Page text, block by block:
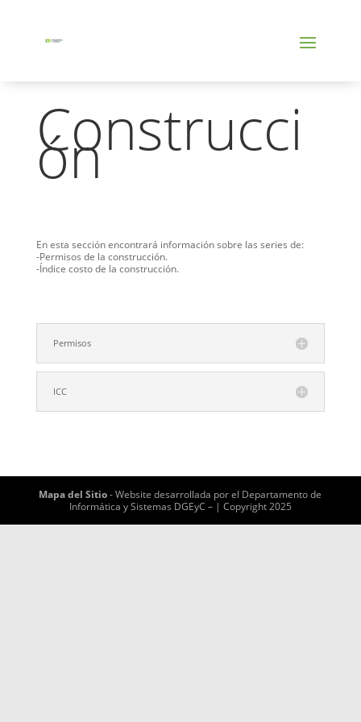
Construcci
ón
En esta sección encontrará información sobre las series de:
-Permisos de la construcción.
-Índice costo de la construcción.
Permisos
ICC
Mapa del Sitio- Website desarrollada por el Departamento de
Informática y Sistemas DGEyC – | Copyright 2025